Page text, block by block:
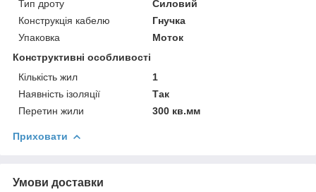
Тип дроту
Силовий
Конструкція кабелю
Гнучка
Упаковка
Моток
Конструктивні особливості
Кількість жил
1
Наявність ізоляції
Так
Перетин жили
300 кв.мм
Приховати
Умови доставки